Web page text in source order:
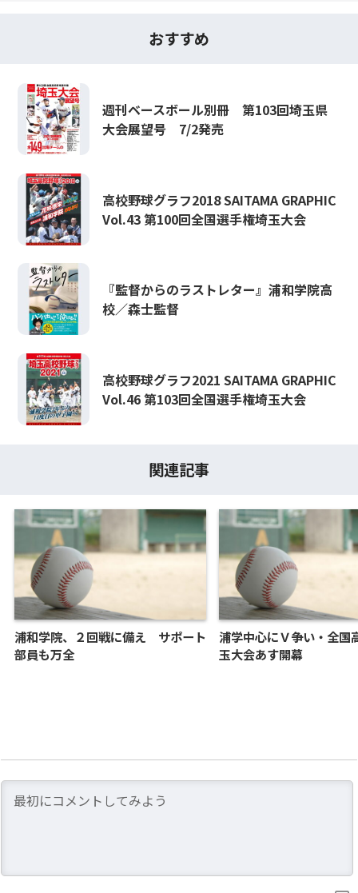
おすすめ
週刊ベースボール別冊 第103回埼玉県
大会展望号 7/2発売
高校野球グラフ2018 SAITAMA GRAPHIC
Vol.43 第100回全国選手権埼玉大会
『監督からのラストレター』浦和学院高
校／森士監督
高校野球グラフ2021 SAITAMA GRAPHIC
Vol.46 第103回全国選手権埼玉大会
関連記事
浦和学院、２回戦に備え サポート
部員も万全
浦学中心にＶ争い・全国
玉大会あす開幕